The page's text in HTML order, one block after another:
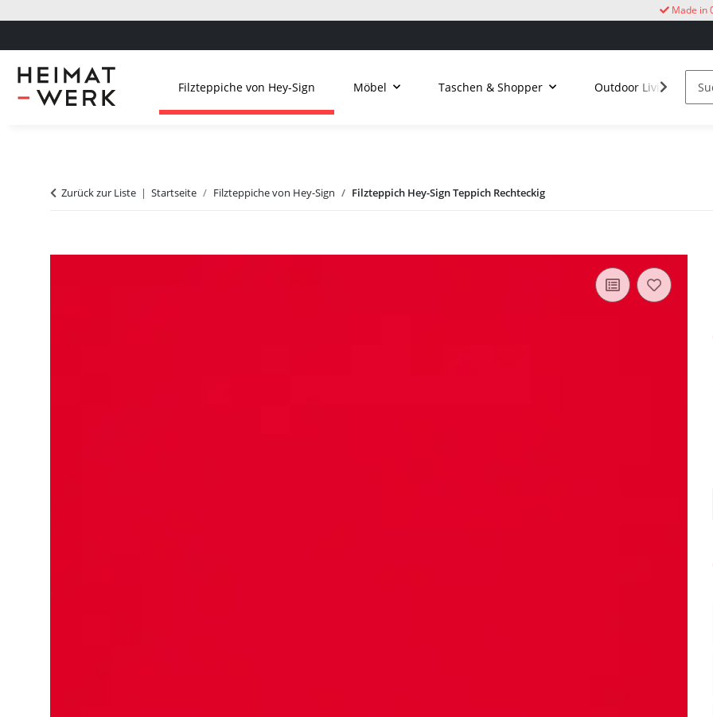
Made in
Filzteppiche von Hey-Sign Möbel Taschen & Shopper Outdoor Living
Zurück zur Liste Startseite Filzteppiche von Hey-Sign Filzteppich Hey-Sign Teppich Rechteckig